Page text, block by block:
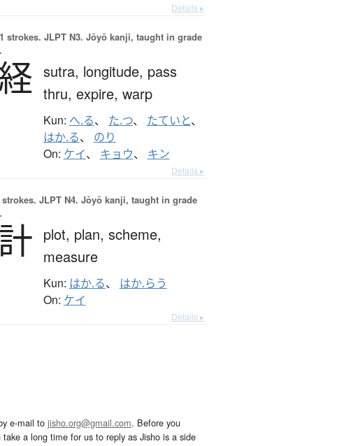
Details ▸
strokes. JLPT N3. Jōyō kanji, taught in grade
sutra, longitude, pass
thru, expire, warp
Kun: へ.る、 た.つ、 たていと、
はか.る、 のり
On: ケイ、 キョウ、 キン
Details ▸
strokes. JLPT N4. Jōyō kanji, taught in grade
plot, plan, scheme,
measure
Kun: はか.る、 はか.らう
On: ケイ
Details ▸
e-mail to jisho.org@gmail.com. Before you
a long time for us to reply as Jisho is a side